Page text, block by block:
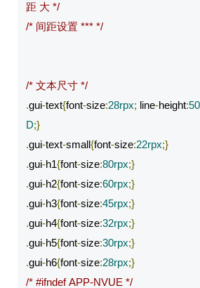
距 大 */
/* 间距设置 *** */
/* 文本尺寸 */
.gui-text{font-size:28rpx; line-height:
D;}
.gui-text-small{font-size:22rpx;}
.gui-h1{font-size:80rpx;}
.gui-h2{font-size:60rpx;}
.gui-h3{font-size:45rpx;}
.gui-h4{font-size:32rpx;}
.gui-h5{font-size:30rpx;}
.gui-h6{font-size:28rpx;}
/* #ifndef APP-NVUE */